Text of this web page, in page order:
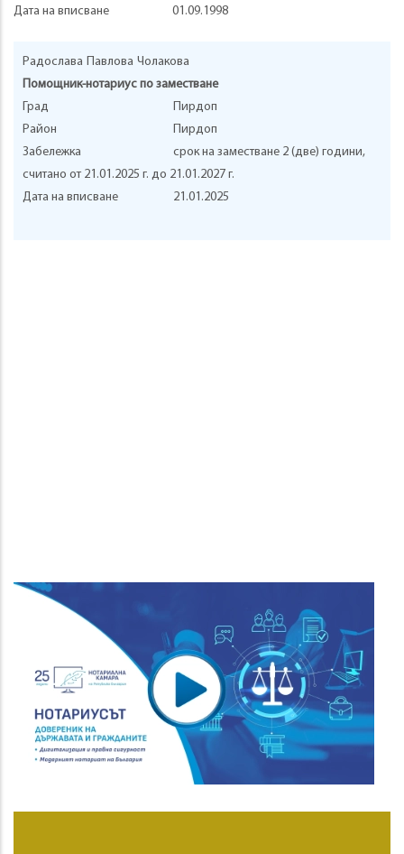
Дата на вписване
01.09.1998
Радослава Павлова Чолакова
Помощник-нотариус по заместване
Град
Пирдоп
Район
Пирдоп
Забележка
срок на заместване 2 (две) години,
считано от 21.01.2025 г. до 21.01.2027 г.
Дата на вписване
21.01.2025